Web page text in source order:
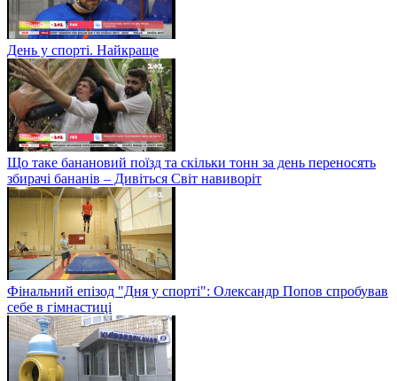
День у спорті. Найкраще
Що таке банановий поїзд та скільки тонн за день переносять
збирачі бананів – Дивіться Світ навиворіт
Фінальний епізод "Дня у спорті": Олександр Попов спробував
себе в гімнастиці